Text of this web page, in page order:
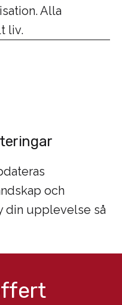
Alla
liv.
och
din upplevelse så